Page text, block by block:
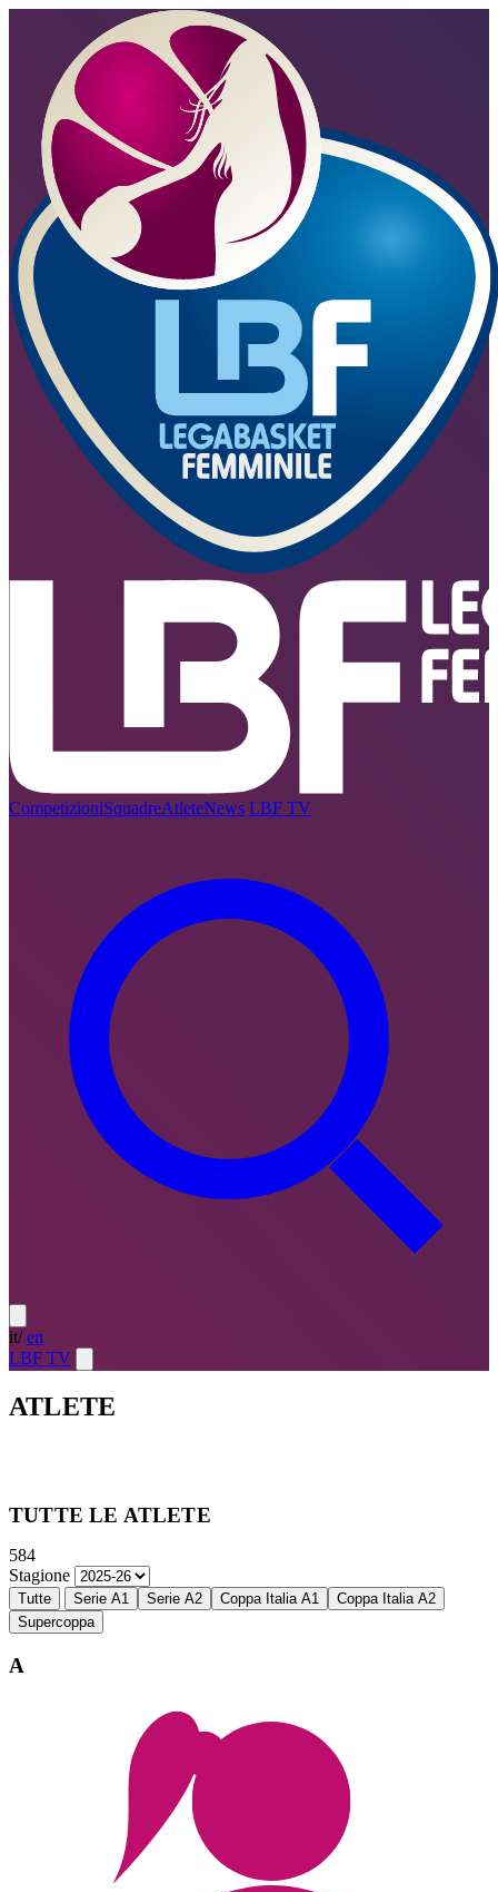
CompetizioniSquadreAtleteNews LBF TV
it/ en
LBF TV
ATLETE
TUTTE LE ATLETE
584
Stagione
Tutte Serie A1 Serie A2 Coppa Italia A1
Coppa Italia A2
Supercoppa
A